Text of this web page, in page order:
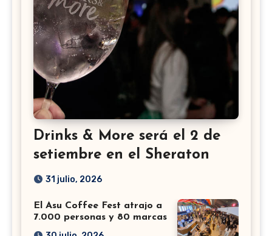
Drinks & More será el 2 de
setiembre en el Sheraton
31 julio, 2026
El Asu Coffee Fest atrajo a
7.000 personas y 80 marcas